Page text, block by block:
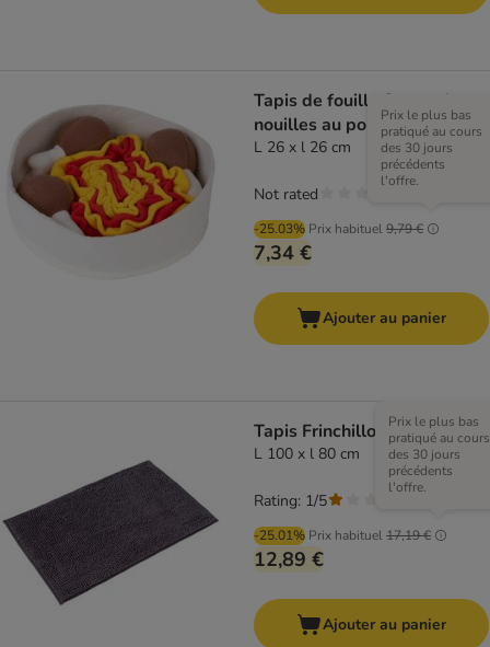
Tapis de fouille Soupe de
nouilles au poulet de TIAKI
L 26 x l 26 cm
-25.03% Prix habituel9,79 €
Prix le plus bas
pratiqué au cours
des 30 jours
précédents
l'offre.
7,34 €
Not rated
Ajouter au panier
Tapis Frinchillo
L 100 x l 80 cm
-25.01% Prix habituel17,19 €
Prix le plus bas
pratiqué au cours
des 30 jours
précédents
l'offre.
12,89 €
Rating: 1/5
Ajouter au panier